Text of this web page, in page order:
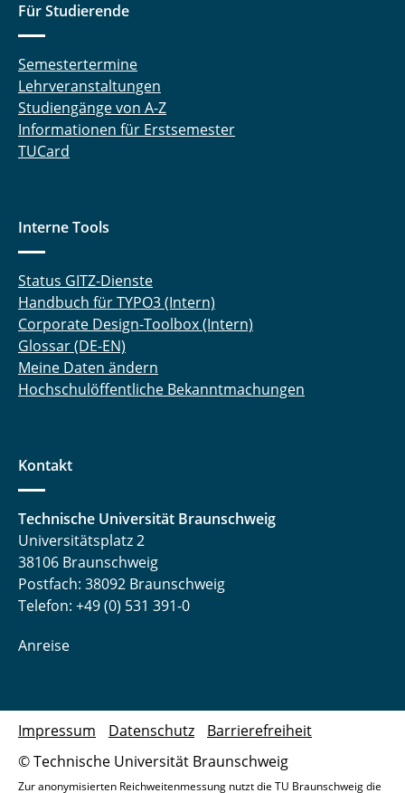
Für Studierende
Semestertermine
Lehrveranstaltungen
Studiengänge von A-Z
Informationen für Erstsemester
TUCard
Interne Tools
Status GITZ-Dienste
Handbuch für TYPO3 (Intern)
Corporate Design-Toolbox (Intern)
Glossar (DE-EN)
Meine Daten ändern
Hochschulöffentliche Bekanntmachungen
Kontakt
Technische Universität Braunschweig
Universitätsplatz 2
38106 Braunschweig
Postfach: 38092 Braunschweig
Telefon: +49 (0) 531 391-0
Anreise
© Technische Universität Braunschweig
Impressum Datenschutz Barrierefreiheit
Zur anonymisierten Reichweitenmessung nutzt die TU Braunschweig die